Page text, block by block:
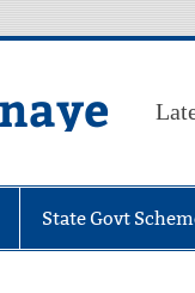
State Govt